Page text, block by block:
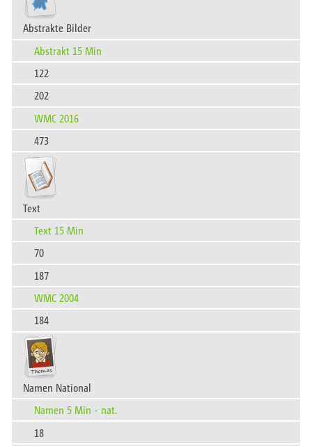
Abstrakte Bilder
Abstrakt 15 Min
122
202
WMC 2016
473
Text
Text 15 Min
70
187
WMC 2004
184
Namen National
Namen 5 Min - nat.
18